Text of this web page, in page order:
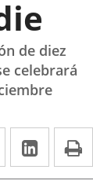
de diez
celebrará
Facebook
EnlaceEnlace
a